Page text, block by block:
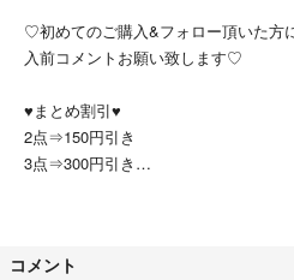
iphone16 pro max
iphone16 pro
iphone15
iphone15 pro max
iphone15 pro
♡初めてのご購入&フォロー頂いた方
入前コメントお願い致します♡
♥︎まとめ割引♥︎
2点⇒150円引き
3点⇒300円引き
購入前コメントをお願い致します
コメント